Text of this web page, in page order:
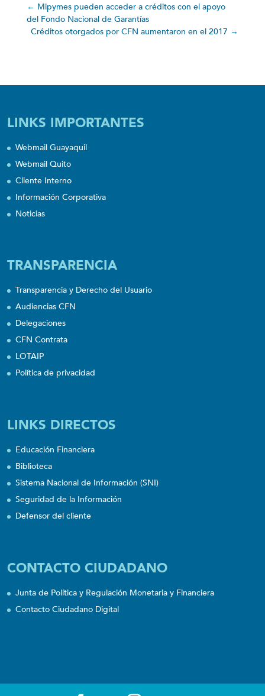
← Mipymes pueden acceder a créditos con el apoyo
del Fondo Nacional de Garantías
Créditos otorgados por CFN aumentaron en el 2017 →
LINKS IMPORTANTES
Webmail Guayaquil
Webmail Quito
Cliente Interno
Información Corporativa
Noticias
TRANSPARENCIA
Transparencia y Derecho del Usuario
Audiencias CFN
Delegaciones
CFN Contrata
LOTAIP
Política de privacidad
LINKS DIRECTOS
Educación Financiera
Biblioteca
Sistema Nacional de Información (SNI)
Seguridad de la Información
Defensor del cliente
CONTACTO CIUDADANO
Junta de Política y Regulación Monetaria y Financiera
Contacto Ciudadano Digital